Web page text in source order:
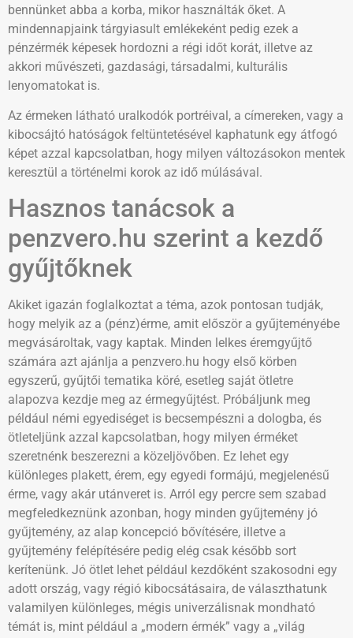
bennünket abba a korba, mikor használták őket. A
mindennapjaink tárgyiasult emlékeként pedig ezek a
pénzérmék képesek hordozni a régi időt korát, illetve az
akkori művészeti, gazdasági, társadalmi, kulturális
lenyomatokat is.
Az érmeken látható uralkodók portréival, a címereken, vagy a
kibocsájtó hatóságok feltüntetésével kaphatunk egy átfogó
képet azzal kapcsolatban, hogy milyen változásokon mentek
keresztül a történelmi korok az idő múlásával.
Hasznos tanácsok a
penzvero.hu szerint a kezdő
gyűjtőknek
Akiket igazán foglalkoztat a téma, azok pontosan tudják,
hogy melyik az a (pénz)érme, amit először a gyűjteményébe
megvásároltak, vagy kaptak. Minden lelkes éremgyűjtő
számára azt ajánlja a penzvero.hu hogy első körben
egyszerű, gyűjtői tematika köré, esetleg saját ötletre
alapozva kezdje meg az érmegyűjtést. Próbáljunk meg
például némi egyediséget is becsempészni a dologba, és
ötleteljünk azzal kapcsolatban, hogy milyen érméket
szeretnénk beszerezni a közeljövőben. Ez lehet egy
különleges plakett, érem, egy egyedi formájú, megjelenésű
érme, vagy akár utánveret is. Arról egy percre sem szabad
megfeledkeznünk azonban, hogy minden gyűjtemény jó
gyűjtemény, az alap koncepció bővítésére, illetve a
gyűjtemény felépítésére pedig elég csak később sort
kerítenünk. Jó ötlet lehet például kezdőként szakosodni egy
adott ország, vagy régió kibocsátásaira, de választhatunk
valamilyen különleges, mégis univerzálisnak mondható
témát is, mint például a „modern érmék” vagy a „világ